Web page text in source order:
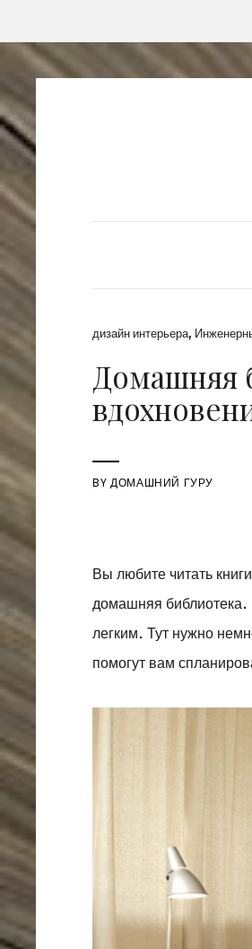
дизайн интерьера,
Домашняя
BYДОМАШНИЙ ГУРУ
Вы любите читать
домашняя библиотека.
легким. Тут нужно
помогут вам